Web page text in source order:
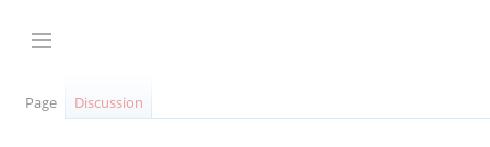
au Afficher / masquer la barre latérale
Page Discussion